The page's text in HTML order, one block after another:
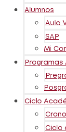
Alumnos
Aula
SAP
Mi
Programas
Ciclo
Ciclo